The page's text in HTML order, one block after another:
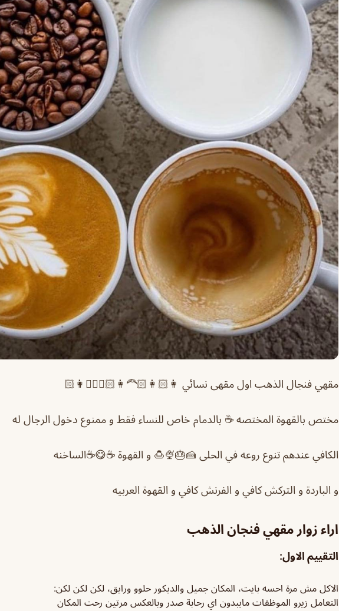
مقهي فنجال الذهب اول مقهى نسائي 👩🏻👩🏻‍🦰👩🏻👱🏻‍♀️👩🏻
مختص بالقهوة المختصه ☕️ بالدمام خاص للنساء فقط و ممنوع دخول الرجال له
الكافي عندهم تنوع روعه في الحلى 🍰🎂🍨🍮 و القهوة ☕️😋☕️الساخنه
و الباردة و التركش كافي و الفرنش كافي و القهوة العربيه
اراء زوار مقهي فنجان الذهب
التقييم الاول:
الاكل مش مرة احسه بايت، المكان جميل والديكور حلوو ورايق، لكن لكن لكن:
التعامل زيرو الموظفات مايبدون اي رحابة صدر وبالعكس مرتين رحت المكان